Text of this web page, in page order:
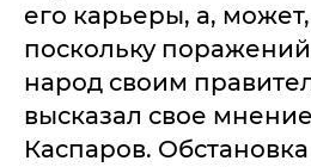
его карьеры, а,
поскольку
народ своим
высказал свое
Каспаров.